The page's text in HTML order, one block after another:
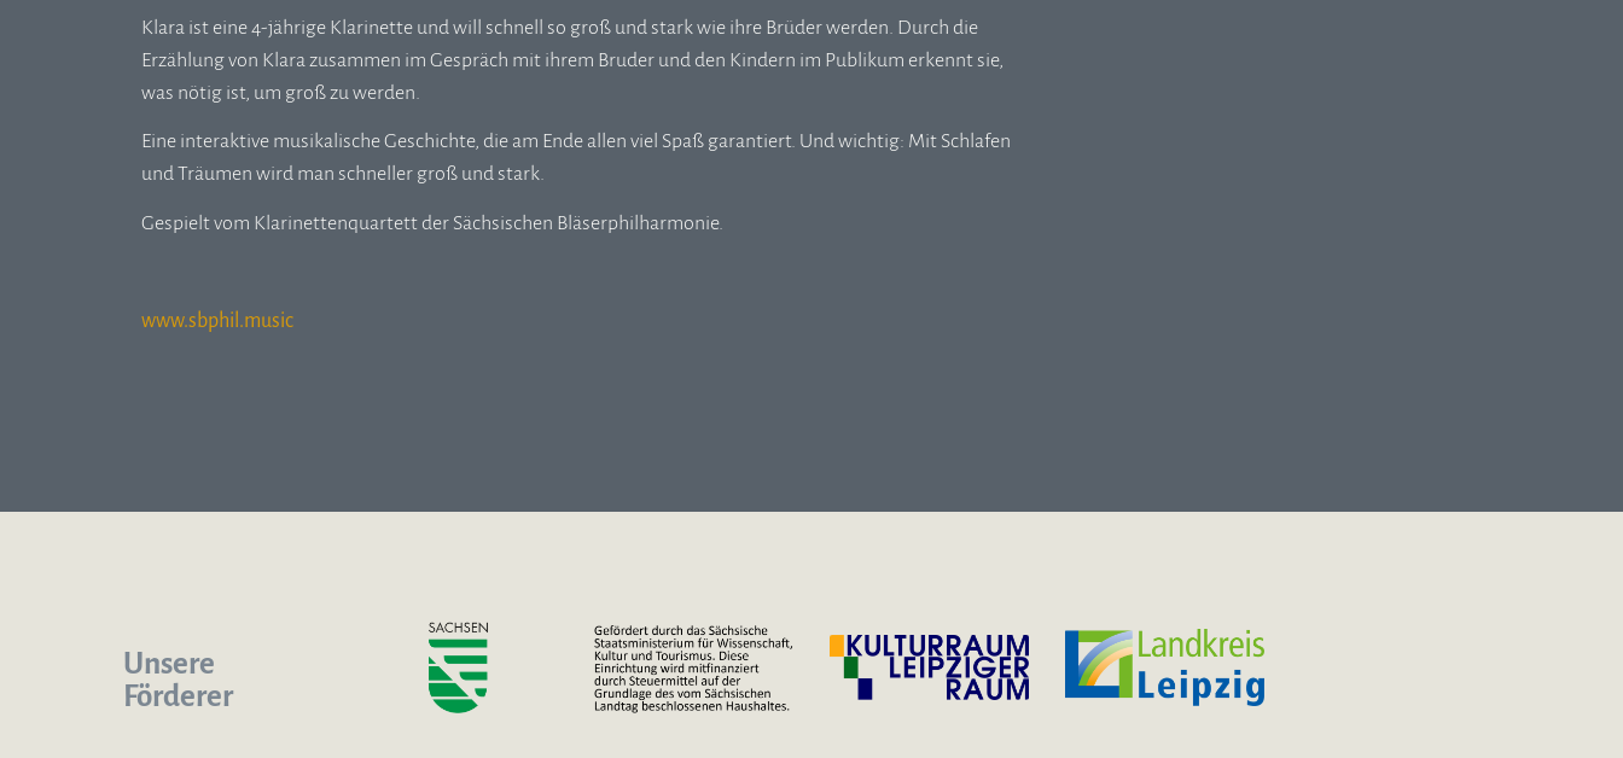
Klara ist eine 4-jährige Klarinette und will schnell so groß und stark wie ihre Brüder werden. Durch die
Erzählung von Klara zusammen im Gespräch mit ihrem Bruder und den Kindern im Publikum erkennt sie,
was nötig ist, um groß zu werden.
Eine interaktive musikalische Geschichte, die am Ende allen viel Spaß garantiert. Und wichtig: Mit Schlafen
und Träumen wird man schneller groß und stark.
Gespielt vom Klarinettenquartett der Sächsischen Bläserphilharmonie.
www.sbphil.music
Unsere
Förderer